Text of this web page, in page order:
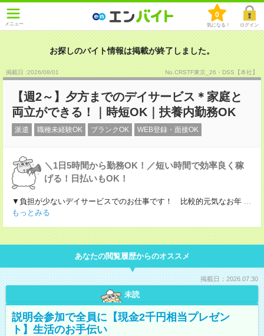
メニュー
0
気になる！ ログイン
お探しのバイト情報は掲載が終了しました。
掲載日 :2026/08/01 No.CRSTF東京_26・DSS【本社】
【週2～】夕方までのデイサービス＊家庭と
両立ができる！｜時短OK｜扶養内勤務OK
派遣 職種未経験OK ブランクOK WEB登録・面接OK
＼1日5時間から勤務OK！／短い時間で効率良く稼
げる！日払いもOK！
▼負担が少ないデイサービスでのお仕事です！ 比較的元気なお年 ...
もっとみる
あなたの閲覧履歴からのオススメ
掲載日：2026.07.30
未読
説明会参加で全員に【現金2千円相当プレゼン
ト】生活のお手伝い